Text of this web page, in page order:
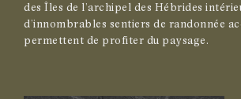
des Îles de l’archipel des Hébrides
d’innombrables sentiers de randonnée
permettent de profiter du paysage.